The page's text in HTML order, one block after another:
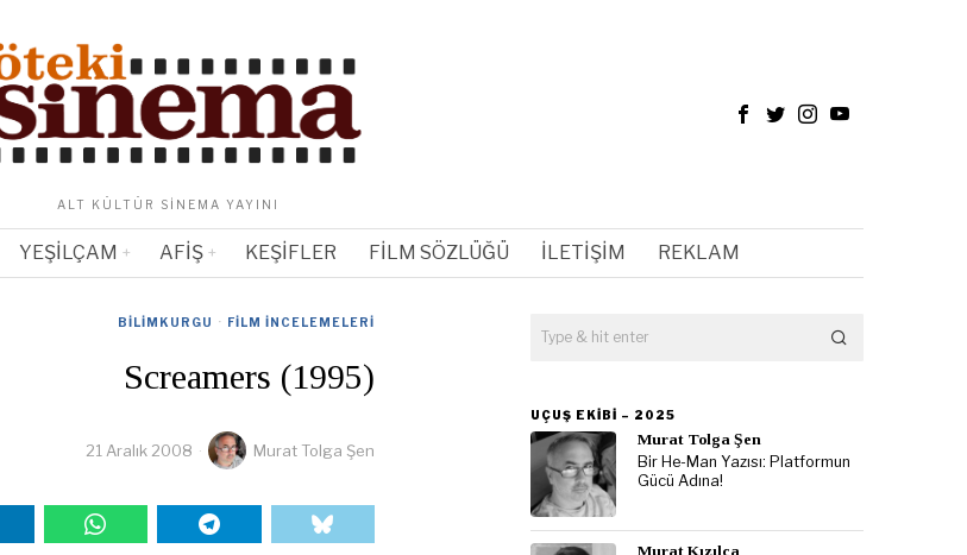
ALT KÜLTÜR SINEMA YAYINI
YEŞILÇAM AFIŞ KEŞIFLER FILM SÖZLÜĞÜ İLETIŞIM REKLAM
BILIMKURGU · FILM İNCELEMELERI
Screamers (1995)
21 Aralık 2008 Murat Tolga Şen
UÇUŞ EKIBI – 2025
Murat Tolga Şen
Bir He-Man Yazısı: Platformun
Gücü Adına!
Murat Kızılca